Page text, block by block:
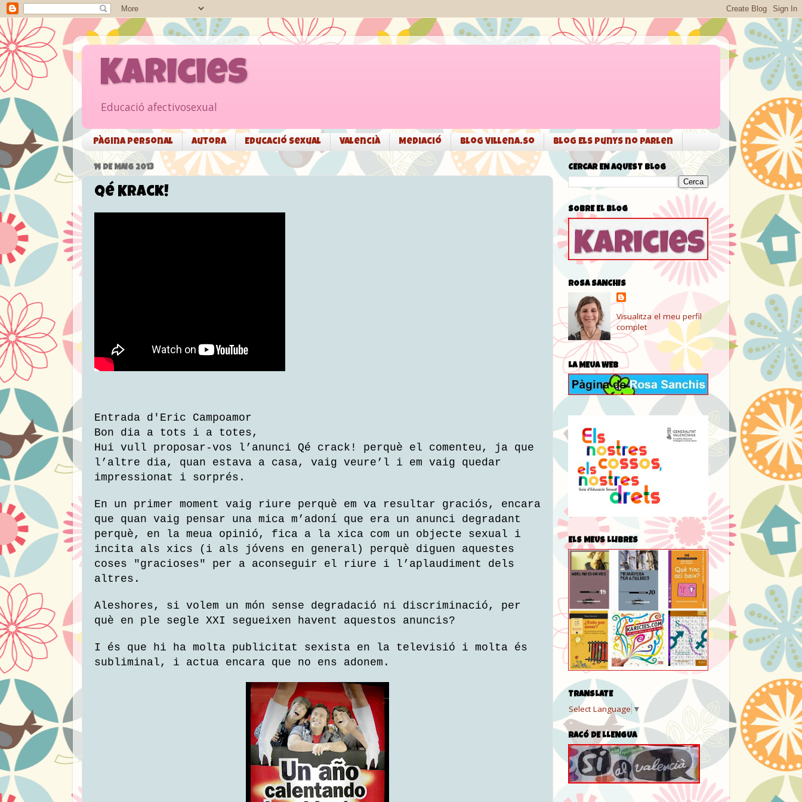
Karicies
Educació afectivosexual
Pàgina personal Autora Educació sexual Valencià Mediació Blog Villena.so Blog Els punys no parlen
14 DE MAIG 2013
Qé Krack!
Entrada d'Eric Campoamor
Bon dia a tots i a totes,
Hui vull proposar-vos l’anunci Qé crack! perquè el comenteu, ja que
l’altre dia, quan estava a casa, vaig veure’l i em vaig quedar
impressionat i sorprés.
En un primer moment vaig riure perquè em va resultar graciós, encara
que quan vaig pensar una mica m’adoní que era un anunci degradant
perquè, en la meua opinió, fica a la xica com un objecte sexual i
incita als xics (i als jóvens en general) perquè diguen aquestes
coses "gracioses" per a aconseguir el riure i l’aplaudiment dels
altres.
Aleshores, si volem un món sense degradació ni discriminació, per
què en ple segle XXI segueixen havent aquestos anuncis?
I és que hi ha molta publicitat sexista en la televisió i molta és
subliminal, i actua encara que no ens adonem.
CERCAR EN AQUEST BLOG
SOBRE EL BLOG
ROSA SANCHIS
Visualitza el meu perfil
complet
LA MEUA WEB
ELS MEUS LLIBRES
TRANSLATE
Select Language ▼
RACÓ DE LLENGUA